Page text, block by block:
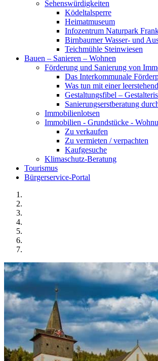
Sehenswürdigkeiten
Ködeltalsperre
Heimatmuseum
Infozentrum Naturpark
Birnbaumer Wasser- und
Teichmühle Steinwiesen
Bauen – Sanieren – Wohnen
Förderung und Sanierung von
Das Interkommunale
Was tun mit einer
Gestaltungsfibel –
Sanierungserstberatung
Immobilienlotsen
Immobilien - Grundstücke -
Zu verkaufen
Zu vermieten / verpachten
Kaufgesuche
Klimaschutz-Beratung
Tourismus
Bürgerservice-Portal